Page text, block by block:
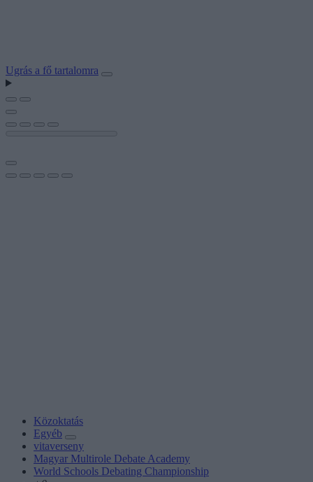
Ugrás a fő tartalomra
Közoktatás
Egyéb
vitaverseny
Magyar Multirole Debate Academy
World Schools Debating Championship